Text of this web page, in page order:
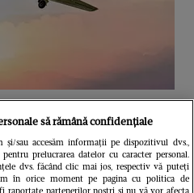
folosite
își închide
de trei luni.
să rămână confidențiale
și/sau accesăm informații pe dispozitivul dvs.,
prelucrarea datelor cu caracter personal.
dvs. făcând clic mai jos, respectiv vă puteți
în orice moment pe pagina cu politica de
raportate partenerilor noștri și nu vă vor afecta